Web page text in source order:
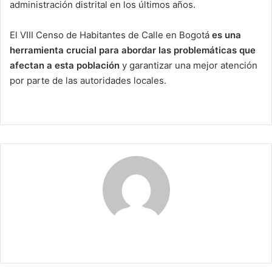
administración distrital en los últimos años.
El VIII Censo de Habitantes de Calle en Bogotá es una
herramienta crucial para abordar las problemáticas que
afectan a esta población y garantizar una mejor atención
por parte de las autoridades locales.